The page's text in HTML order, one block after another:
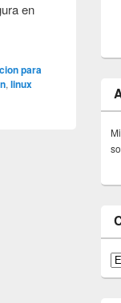
en
para
,linux